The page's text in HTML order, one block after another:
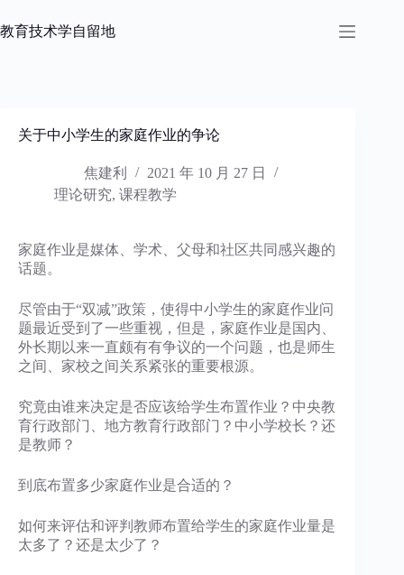
过
教育技术学自留地
关于中小学生的家庭作业的争论
焦建利
2021 年 10 月 27 日
理论研究, 课程教学
家庭作业是媒体、学术、父母和社区共同感兴趣的
话题。
尽管由于“双减”政策，使得中小学生的家庭作业问
题最近受到了一些重视，但是，家庭作业是国内、
外长期以来一直颇有有争议的一个问题，也是师生
之间、家校之间关系紧张的重要根源。
究竟由谁来决定是否应该给学生布置作业？中央教
育行政部门、地方教育行政部门？中小学校长？还
是教师？
到底布置多少家庭作业是合适的？
如何来评估和评判教师布置给学生的家庭作业量是
太多了？还是太少了？